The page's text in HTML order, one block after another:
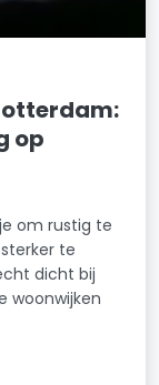
op
om rustig te
te
dicht bij
woonwijken